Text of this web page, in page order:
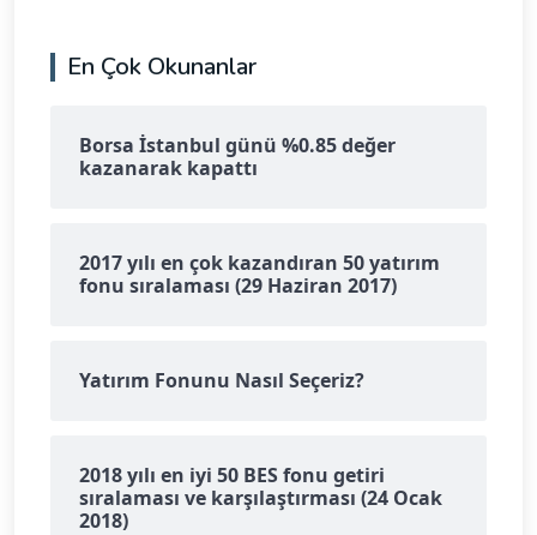
En Çok Okunanlar
Borsa İstanbul günü %0.85 değer
kazanarak kapattı
2017 yılı en çok kazandıran 50 yatırım
fonu sıralaması (29 Haziran 2017)
Yatırım Fonunu Nasıl Seçeriz?
2018 yılı en iyi 50 BES fonu getiri
sıralaması ve karşılaştırması (24 Ocak
2018)